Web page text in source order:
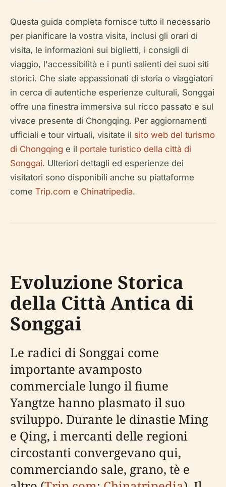
Questa guida completa fornisce tutto il necessario
per pianificare la vostra visita, inclusi gli orari di
visita, le informazioni sui biglietti, i consigli di
viaggio, l'accessibilità e i punti salienti dei suoi siti
storici. Che siate appassionati di storia o viaggiatori
in cerca di autentiche esperienze culturali, Songgai
offre una finestra immersiva sul ricco passato e sul
vivace presente di Chongqing. Per aggiornamenti
ufficiali e tour virtuali, visitate il sito web del turismo
di Chongqing e il portale turistico della città di
Songgai. Ulteriori dettagli ed esperienze dei
visitatori sono disponibili anche su piattaforme
come Trip.com e Chinatripedia.
Evoluzione Storica
della Città Antica di
Songgai
Le radici di Songgai come
importante avamposto
commerciale lungo il fiume
Yangtze hanno plasmato il suo
sviluppo. Durante le dinastie Ming
e Qing, i mercanti delle regioni
circostanti convergevano qui,
commerciando sale, grano, tè e